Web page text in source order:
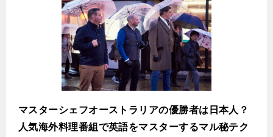
マスターシェフオーストラリアの優勝者は日本人？
人気海外料理番組で英語をマスターするマル秘テク